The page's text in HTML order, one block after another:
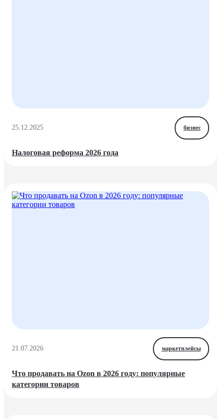
25.12.2025 бизнес
Налоговая реформа 2026 года
21.07.2026 маркетплейсы
Что продавать на Ozon в 2026 году: популярные
категории товаров